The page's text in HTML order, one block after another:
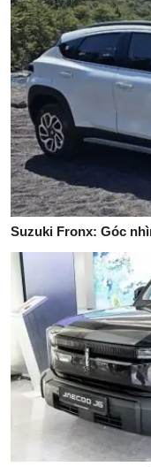
Suzuki Fronx: Góc